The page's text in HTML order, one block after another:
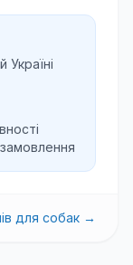
для собак →